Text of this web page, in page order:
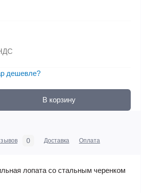
дешевле?
В корзину
0 Доставка Оплата
лопата со стальным черенком